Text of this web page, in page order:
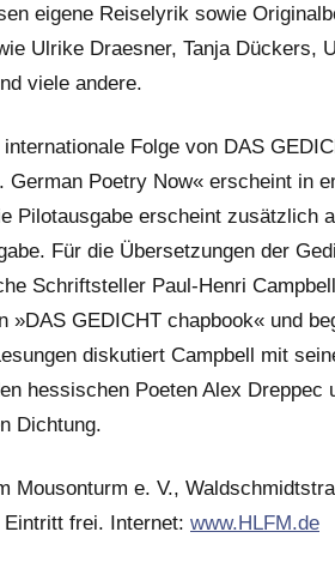
eigene Reiselyrik sowie
Ulrike Draesner, Tanja Dückers,
viele andere.
Folge von DAS
German Poetry Now« erscheint in
Pilotausgabe erscheint zusätzlich
Für die Übersetzungen der
Schriftsteller Paul-Henri
»DAS GEDICHT chapbook« und
diskutiert Campbell mit
hessischen Poeten Alex
Dichtung.
Mousonturm e. V.,
frei. Internet: www.HLFM.de